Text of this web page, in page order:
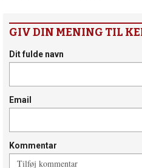
GIV DIN MENING TIL
Dit fulde navn
Email
Kommentar